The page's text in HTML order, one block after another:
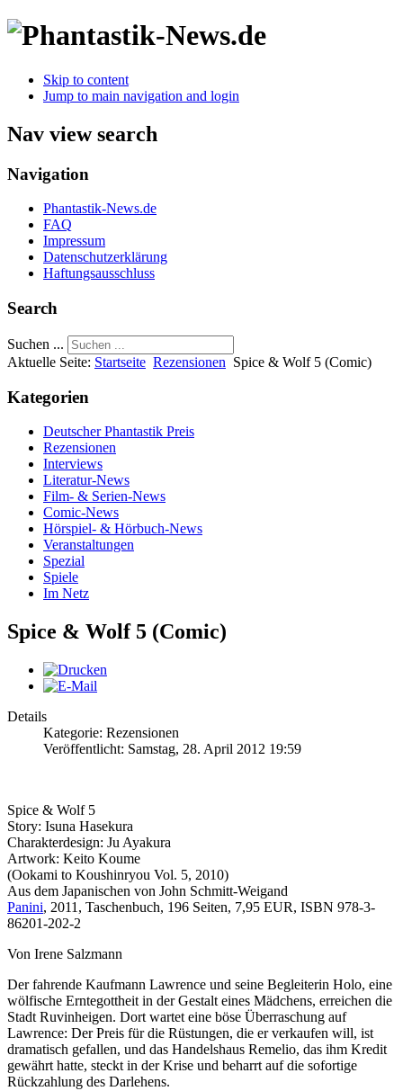
Skip to content
Jump to main navigation and login
Nav view search
Navigation
Phantastik-News.de
FAQ
Impressum
Datenschutzerklärung
Haftungsausschluss
Search
Suchen ...
Aktuelle Seite: Startseite Rezensionen Spice & Wolf 5 (Comic)
Kategorien
Deutscher Phantastik Preis
Rezensionen
Interviews
Literatur-News
Film- & Serien-News
Comic-News
Hörspiel- & Hörbuch-News
Veranstaltungen
Spezial
Spiele
Im Netz
Spice & Wolf 5 (Comic)
Details
Kategorie: Rezensionen
Veröffentlicht: Samstag, 28. April 2012 19:59
Spice & Wolf 5
Story: Isuna Hasekura
Charakterdesign: Ju Ayakura
Artwork: Keito Koume
(Ookami to Koushinryou Vol. 5, 2010)
Aus dem Japanischen von John Schmitt-Weigand
Panini, 2011, Taschenbuch, 196 Seiten, 7,95 EUR, ISBN 978-3-
86201-202-2
Von Irene Salzmann
Der fahrende Kaufmann Lawrence und seine Begleiterin Holo, eine
wölfische Erntegottheit in der Gestalt eines Mädchens, erreichen die
Stadt Ruvinheigen. Dort wartet eine böse Überraschung auf
Lawrence: Der Preis für die Rüstungen, die er verkaufen will, ist
dramatisch gefallen, und das Handelshaus Remelio, das ihm Kredit
gewährt hatte, steckt in der Krise und beharrt auf die sofortige
Rückzahlung des Darlehens.